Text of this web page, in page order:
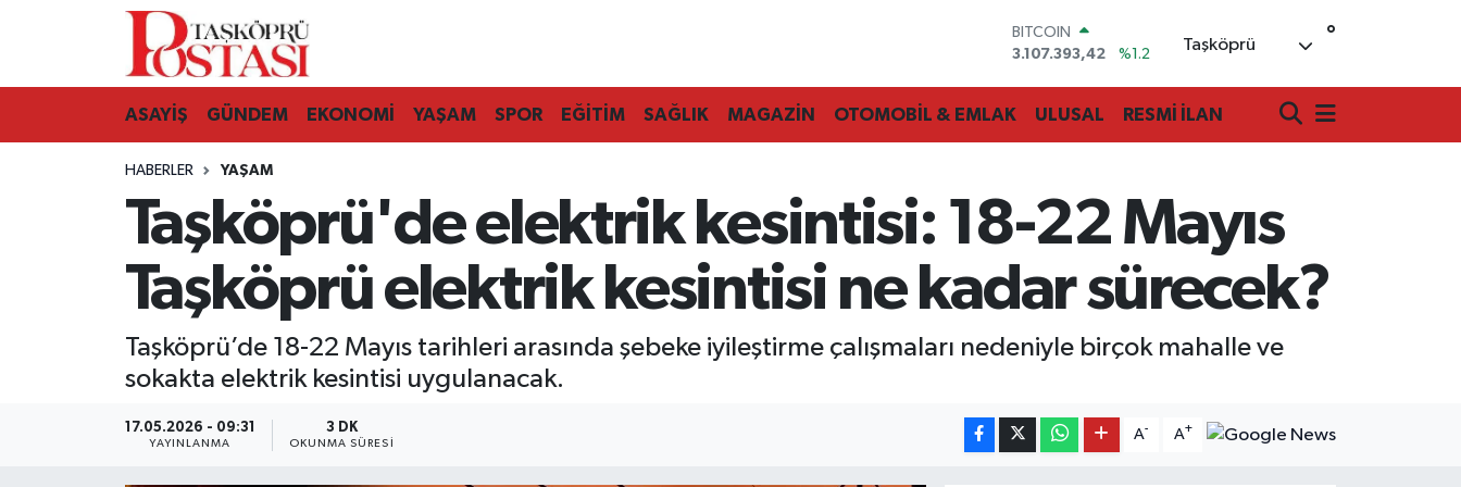
DOLAR
47,7106
%0.17
STERLİN
64,4046
%0.35
BİST100
13.773
%-19
%1.2
Taşköprü °
ASAYİŞ GÜNDEM EKONOMİ YAŞAM SPOR EĞİTİM SAĞLIK MAGAZİN OTOMOBİL & EMLAK ULUSAL RESMİ İLAN
HABERLER YAŞAM
Taşköprü'de elektrik kesintisi: 18-22 Mayıs
Taşköprü elektrik kesintisi ne kadar sürecek?
Taşköprü’de 18-22 Mayıs tarihleri arasında şebeke iyileştirme çalışmaları nedeniyle birçok mahalle ve
sokakta elektrik kesintisi uygulanacak.
17.05.2026 - 09:31
YAYINLANMA
3 DK
OKUNMA SÜRESI
A- A+
Kastamonu Vefat Edenler
Araç Haberleri
Azdavay Haberleri
Bozkurt Haberleri